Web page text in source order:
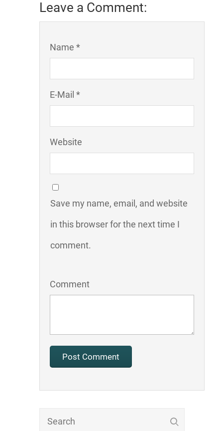
Leave a Comment:
Name *
E-Mail *
Website
Save my name, email, and website
in this browser for the next time I
comment.
Comment